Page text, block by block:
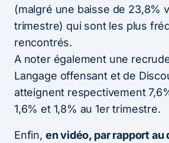
(malgré une baisse de 23,8%
trimestre) qui sont les plus
rencontrés.
A noter également une
Langage offensant et de
atteignent respectivement
1,6% et 1,8% au 1er trimestre.
Enfin, en vidéo, par rapport au